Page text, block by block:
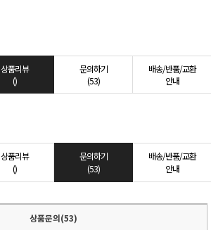
상품리뷰
()
문의하기
(53)
배송/반품/교환
안내
상품리뷰
()
문의하기
(53)
배송/반품/교환
안내
상품문의(53)